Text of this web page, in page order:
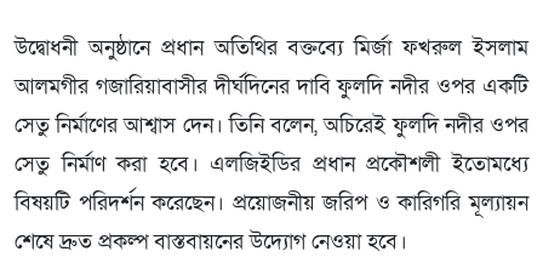
উদ্বোধনী অনুষ্ঠানে প্রধান অতিথির বক্তব্যে মির্জা ফখরুল ইসলাম
আলমগীর গজারিয়াবাসীর দীর্ঘদিনের দাবি ফুলদি নদীর ওপর একটি
সেতু নির্মাণের আশ্বাস দেন। তিনি বলেন, অচিরেই ফুলদি নদীর ওপর
সেতু নির্মাণ করা হবে। এলজিইডির প্রধান প্রকৌশলী ইতোমধ্যে
বিষয়টি পরিদর্শন করেছেন। প্রয়োজনীয় জরিপ ও কারিগরি মূল্যায়ন
শেষে দ্রুত প্রকল্প বাস্তবায়নের উদ্যোগ নেওয়া হবে।